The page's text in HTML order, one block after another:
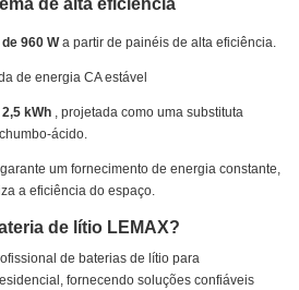
de alta eficiência
960 Wa partir de painéis de alta eficiência.
de energia CA estável
kWh , projetada como uma substituta
ácido.
um fornecimento de energia constante,
a eficiência do espaço.
de lítio LEMAX?
de baterias de lítio para
fornecendo soluções confiáveis